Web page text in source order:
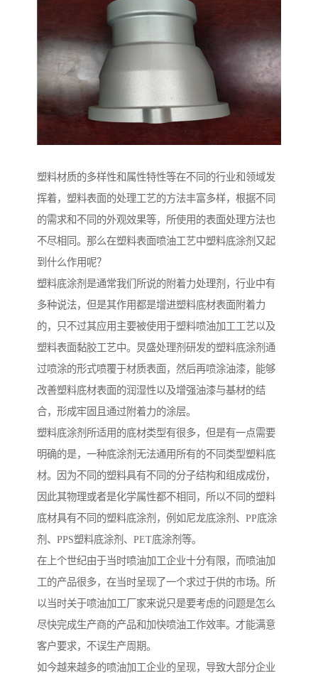
塑料材质的多样性和属性特性等在不同的行业和领域发
挥着，塑料表面的处理工艺的方法丰富多样，根据不同
的需求和不同的外观效果等，所使用的表面处理方法也
不尽相同。那么在塑料表面喷油工艺中塑料底涂剂又起
到什么作用呢？
塑料底涂剂是通常我们所说的附着力处理剂，行业中有
多种说法，但是其作用都是增进塑料底材表面附着力
的，只不过其应用主要被使用于塑料喷油加工工艺以及
塑料表面黏胶工艺中。炅盛处理剂研发的塑料底涂剂通
过喷涂的形式喷覆于材质表面，然后再喷涂油漆，能够
改善塑料底材表面的润湿性以及增强油漆与基材的结
合，形成牢固且通过附着力的涂层。
塑料底涂剂所适用的底材类型有很多，但是有一点需要
明确的是，一种底涂剂无法通用所有的不同类型塑料底
材。因为不同的塑料具有不同的分子结构和组成成份，
因此其物理或者是化学属性都不相同，所以不同的塑料
底材具有不同的塑料底涂剂，例如尼龙底涂剂、PP底涂
剂、PPS塑料底涂剂、PET底涂剂等。
在上个世纪由于当时喷油加工企业十分有限，而喷油加
工的产品很多，在当时呈现了一个求过于供的市场。所
以当时关于喷油加工厂家来说只是要考虑的问题是怎么
尽快完成生产商的产品和加快喷油工作效率。才能满意
客户要求，不误生产周期。
如今越来越多的喷油加工企业的呈现，导致大部分企业